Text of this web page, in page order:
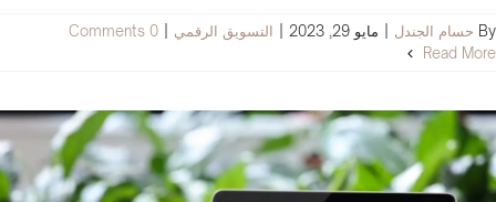
By حسام الجندل مايو 29, 2023 التسويق الرقمي
0 Comments
Read More